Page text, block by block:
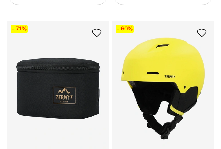
- 71% - 60%